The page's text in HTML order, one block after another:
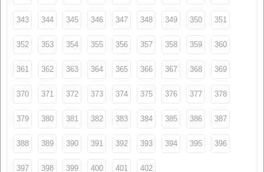
343 344 345 346 347 348 349 350 351
352 353 354 355 356 357 358 359 360
361 362 363 364 365 366 367 368 369
370 371 372 373 374 375 376 377 378
379 380 381 382 383 384 385 386 387
388 389 390 391 392 393 394 395 396
397 398 399 400 401 402